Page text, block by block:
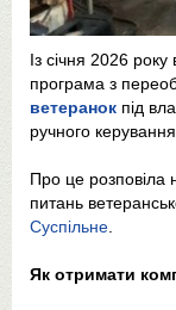
Із січня 2026
програма з
ветеранок під
ручного
Про це розповіла
питань
Суспільне
Як отримати